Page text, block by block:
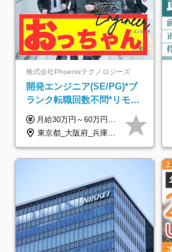
株式会社Phoenixテクノロジーズ
開発エンジニア(SE/PG)*ブ
ランク転職回数不問*リモー
ト案件多数*残業ほぼ0*通院
のための半休制度あり
月給30万円～60万円+住宅手当+職能手当+役職手当+決算賞与+報奨金 ※経験・能力を考慮し、優遇します ※給与には20時間分のみなし時間外手当(3万7000円以上)を含みます(超過時間分は別途追加支給) ※試用期間3～6ヵ月あり(その間の給与、待遇に差異なし) ※場合によって契約社員での採用の可能性あり(面接時に応相談)
東京都_大阪府_兵庫県_京都府_福岡県